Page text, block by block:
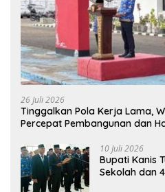
26 Juli 2026
Tinggalkan Pola Kerja Lama,
Percepat Pembangunan dan
10 Juli 2026
Bupati Kanis
Sekolah dan